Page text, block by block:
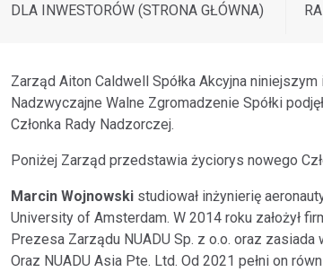
DLA INWESTORÓW (STRONA GŁÓWNA)
Zarząd Aiton Caldwell Spółka Akcyjna
Nadzwyczajne Walne Zgromadzenie Spółki
Członka Rady Nadzorczej.
Poniżej Zarząd przedstawia życiorys nowego
Marcin Wojnowski studiował inżynierię
University of Amsterdam. W 2014 roku założył
Prezesa Zarządu NUADU Sp. z o.o. oraz
Oraz NUADU Asia Pte. Ltd. Od 2021 pełni on